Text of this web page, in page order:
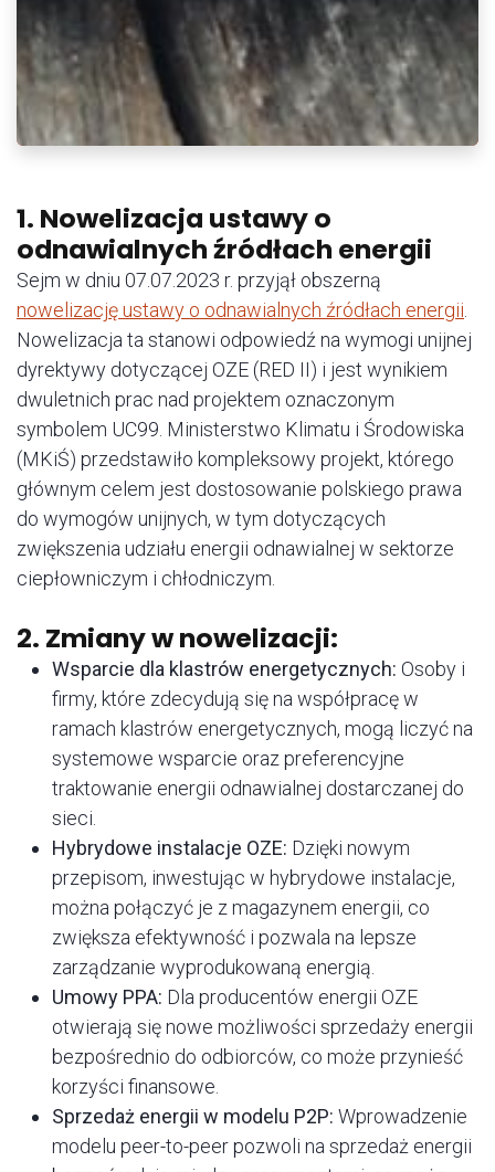
1. Nowelizacja ustawy o
odnawialnych źródłach energii
Sejm w dniu 07.07.2023 r. przyjął obszerną
nowelizację ustawy o odnawialnych źródłach energii
Nowelizacja ta stanowi odpowiedź na wymogi unijnej
dyrektywy dotyczącej OZE (RED II) i jest wynikiem
dwuletnich prac nad projektem oznaczonym
symbolem UC99. Ministerstwo Klimatu i Środowiska
(MKiŚ) przedstawiło kompleksowy projekt, którego
głównym celem jest dostosowanie polskiego prawa
do wymogów unijnych, w tym dotyczących
zwiększenia udziału energii odnawialnej w sektorze
ciepłowniczym i chłodniczym.
2. Zmiany w nowelizacji:
Wsparcie dla klastrów energetycznych: Osoby i
firmy, które zdecydują się na współpracę w
ramach klastrów energetycznych, mogą liczyć na
systemowe wsparcie oraz preferencyjne
traktowanie energii odnawialnej dostarczanej do
sieci.
Hybrydowe instalacje OZE: Dzięki nowym
przepisom, inwestując w hybrydowe instalacje,
można połączyć je z magazynem energii, co
zwiększa efektywność i pozwala na lepsze
zarządzanie wyprodukowaną energią.
Umowy PPA: Dla producentów energii OZE
otwierają się nowe możliwości sprzedaży energii
bezpośrednio do odbiorców, co może przynieść
korzyści finansowe.
Sprzedaż energii w modelu P2P: Wprowadzenie
modelu peer-to-peer pozwoli na sprzedaż energii